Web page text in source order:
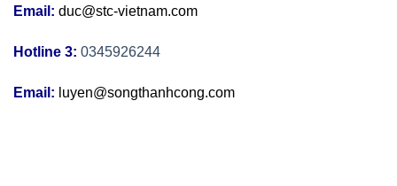
Email: duc@stc-vietnam.com
Hotline 3: 0345926244
Email: luyen@songthanhcong.com